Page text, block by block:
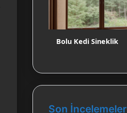
Bolu Kedi Sineklik
Son İncelemeler